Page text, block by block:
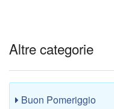
Altre categorie
Buon Pomeriggio